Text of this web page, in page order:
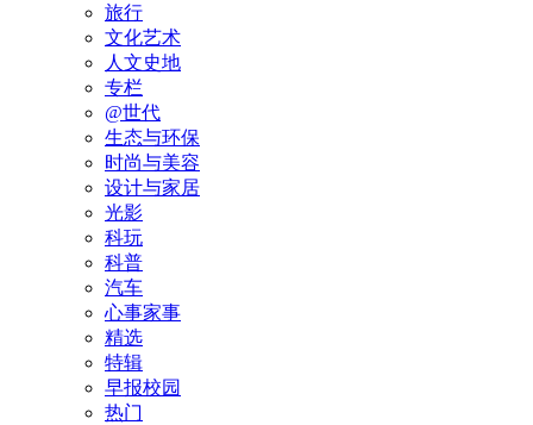
旅行
文化艺术
人文史地
专栏
@世代
生态与环保
时尚与美容
设计与家居
光影
科玩
科普
汽车
心事家事
精选
特辑
早报校园
热门